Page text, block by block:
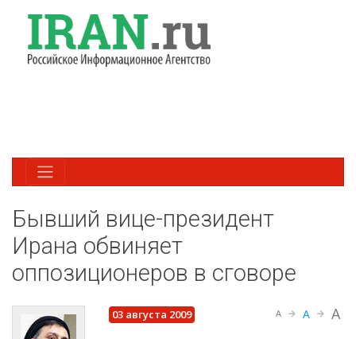
Бывший вице-президент
Ирана обвиняет
оппозиционеров в сговоре
03 августа 2009 A A A